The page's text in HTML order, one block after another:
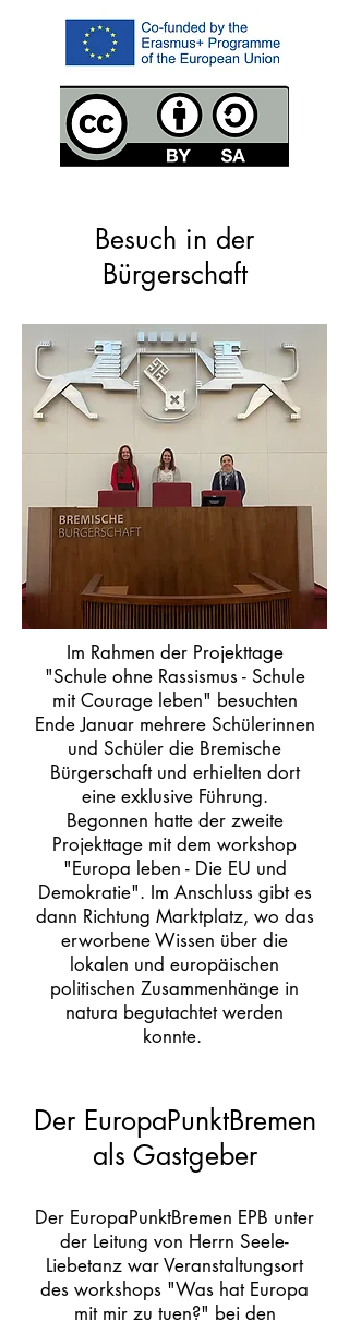
Besuch in der
Bürgerschaft
Im Rahmen der Projekttage
"Schule ohne Rassismus - Schule
mit Courage leben" besuchten
Ende Januar mehrere Schülerinnen
und Schüler die Bremische
Bürgerschaft und erhielten dort
eine exklusive Führung.
Begonnen hatte der zweite
Projekttage mit dem workshop
"Europa leben - Die EU und
Demokratie". Im Anschluss gibt es
dann Richtung Marktplatz, wo das
erworbene Wissen über die
lokalen und europäischen
politischen Zusammenhänge in
natura begutachtet werden
konnte.
Der EuropaPunktBremen
als Gastgeber
Der EuropaPunktBremen EPB unter
der Leitung von Herrn Seele-
Liebetanz war Veranstaltungsort
des workshops "Was hat Europa
mit mir zu tuen?" bei den